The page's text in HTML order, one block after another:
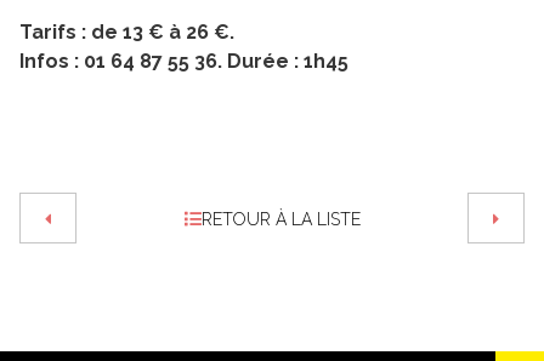
Tarifs : de 13 € à 26 €.
Infos : 01 64 87 55 36. Durée : 1h45
RETOUR À LA LISTE